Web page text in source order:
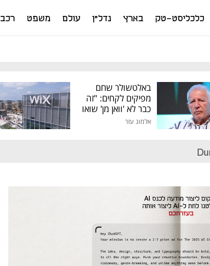
כלכליסט-טק בארץ נדל"ן עולם משפט רכב
באלטשולר שחם
מפיקים לקחים: "זה
כבר לא 'וואן מן' שואו
של גילעד"
אלמוג עזר